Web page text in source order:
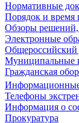
Нормативные
Порядок и время
Обзоры решений,
Электронные
Общероссийский
Муниципальные
Гражданская
Телефоны
Информация о
Прокуратура